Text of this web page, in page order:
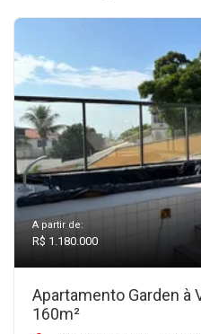
A partir de:
R$ 1.180.000
Apartamento Garden à
160m²